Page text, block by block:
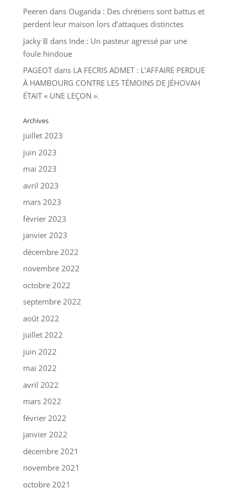
Peeren dans Ouganda : Des chrétiens sont battus et
perdent leur maison lors d’attaques distinctes
Jacky B dans Inde : Un pasteur agressé par une
foule hindoue
PAGEOTdans LA FECRIS ADMET : L’AFFAIRE PERDUE
À HAMBOURG CONTRE LES TÉMOINS DE JÉHOVAH
ÉTAIT « UNE LEÇON ».
Archives
juillet 2023
juin 2023
mai 2023
avril 2023
mars 2023
février 2023
janvier 2023
décembre 2022
novembre 2022
octobre 2022
septembre 2022
août 2022
juillet 2022
juin 2022
mai 2022
avril 2022
mars 2022
février 2022
janvier 2022
décembre 2021
novembre 2021
octobre 2021